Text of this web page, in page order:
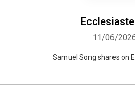
11/06/
Samuel Song shares on